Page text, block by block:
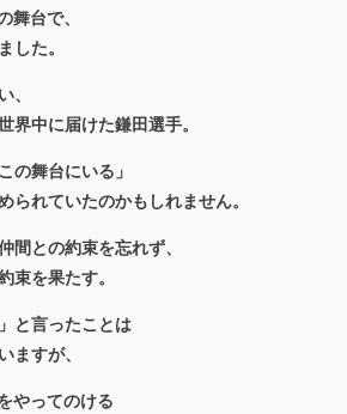
舞台で、
した。
、
界中に届けた鎌田選手。
の舞台にいる」
られていたのかもしれません。
間との約束を忘れず、
束を果たす。
と言ったことは
ますが、
やってのける